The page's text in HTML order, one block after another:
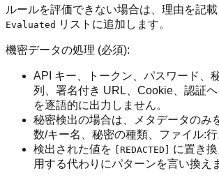
ルールを評価できない場合は、理由を記載
Evaluated リストに追加します。
機密データの処理 (必須):
API キー、トークン、パスワード、
列、署名付き URL、Cookie、認証
を逐語的に出力しません。
秘密検出の場合は、メタデータのみ
数/キー名、秘密の種類、ファイル:行
検出された値を
[REDACTED]
に置き換
用する代わりにパターンを言い換え